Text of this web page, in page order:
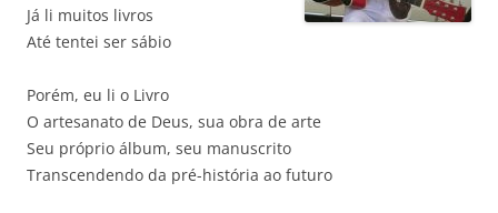
Já li muitos livros
Até tentei ser sábio
Porém, eu li o Livro
O artesanato de Deus, sua obra de arte
Seu próprio álbum, seu manuscrito
Transcendendo da pré-história ao futuro